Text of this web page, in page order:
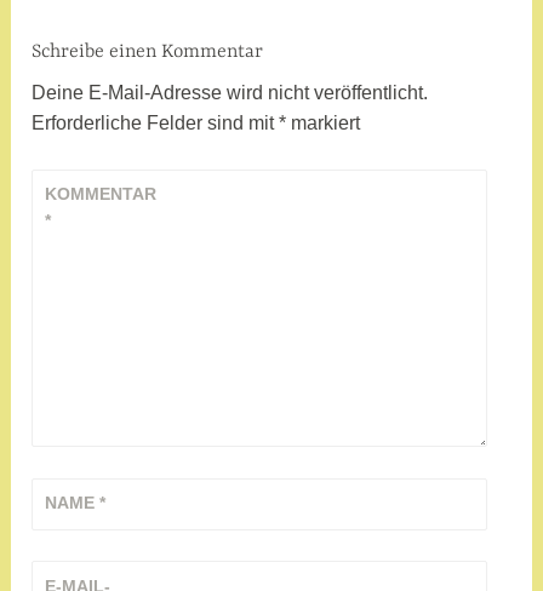
Schreibe einen Kommentar
Deine E-Mail-Adresse wird nicht veröffentlicht.
Erforderliche Felder sind mit* markiert
KOMMENTAR
*
NAME*
E-MAIL-